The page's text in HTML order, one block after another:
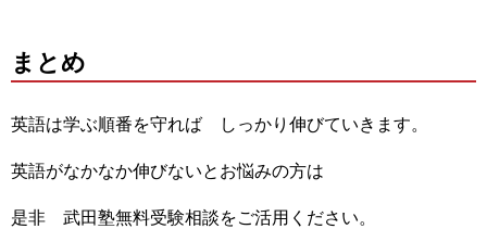
まとめ
英語は学ぶ順番を守れば しっかり伸びていきます。
英語がなかなか伸びないとお悩みの方は
是非 武田塾無料受験相談をご活用ください。